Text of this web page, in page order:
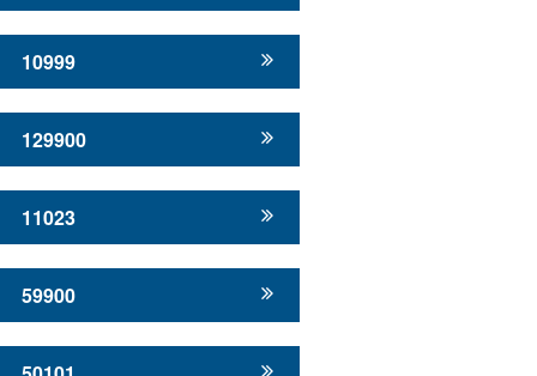
10999
129900
11023
59900